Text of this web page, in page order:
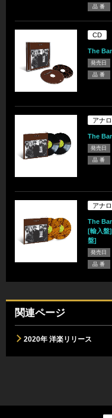
品 番
CD
The
発売日
品 番
アナ
The
発売日
品 番
アナ
The
[輸入盤
盤]
発売日
品 番
関連ページ
2020年 洋楽リリース